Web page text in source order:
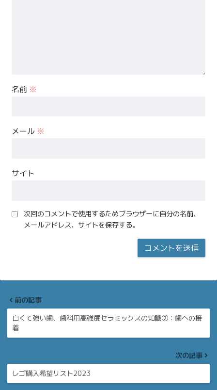
名前 ※
メール ※
サイト
次回のコメントで使用するためブラウザーに自分の名前、
メールアドレス、サイトを保存する。
前の記事
白くて強い歯、歯科用高強度セラミックスの知識②：歯への接
着
次の記事
レゴ購入希望リスト2023